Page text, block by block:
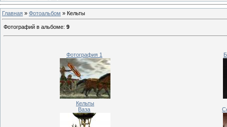
Главная » Фотоальбом » Кельты
Фотографий в альбоме: 9
Фотография 1
Кельты
Ваза